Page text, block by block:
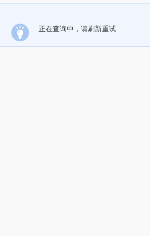
正在查询中，请刷新重试